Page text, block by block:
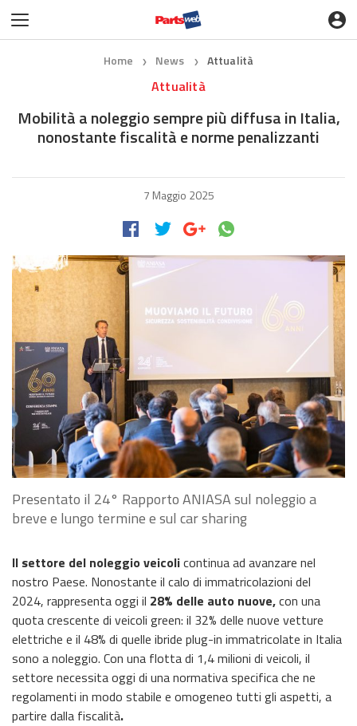
Home ❯ News ❯ Attualità
Attualità
Mobilità a noleggio sempre più diffusa in Italia,
nonostante fiscalità e norme penalizzanti
7 Maggio 2025
Presentato il 24° Rapporto ANIASA sul noleggio a
breve e lungo termine e sul car sharing
Il settore del noleggio veicolicontinua ad avanzare nel
nostro Paese. Nonostante il calo di immatricolazioni del
2024, rappresenta oggi il 28% delle auto nuove,con una
quota crescente di veicoli green: il 32% delle nuove vetture
elettriche e il 48% di quelle ibride plug-in immatricolate in Italia
sono a noleggio. Con una flotta di 1,4 milioni di veicoli, il
settore necessita oggi di una normativa specifica che ne
regolamenti in modo stabile e omogeneo tutti gli aspetti, a
partire dalla fiscalità.